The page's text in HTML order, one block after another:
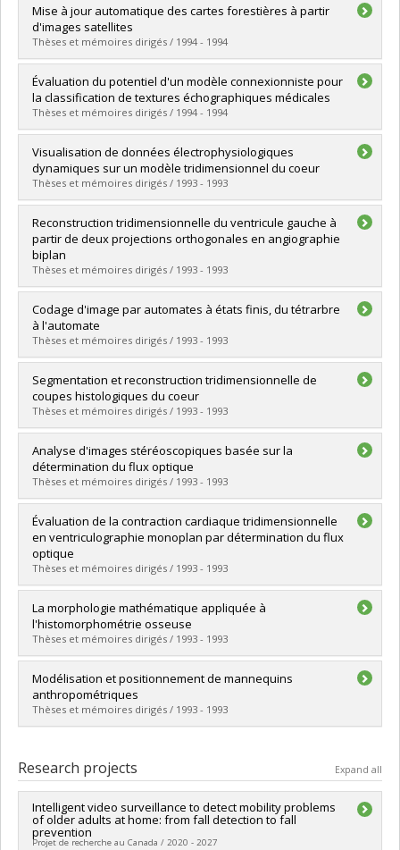
Graduate :Le Saux, Éric
Cycle :Master's
Grade :M. Sc.
Lien vers le document dans Papyrus
Mise à jour automatique des cartes forestières à partir
d'images satellites
Thèses et mémoires dirigés / 1994 - 1994
Graduate :Daloze, Patrick
Cycle :Master's
Grade :M. Sc.
Lien vers le document dans Papyrus
Évaluation du potentiel d'un modèle connexionniste pour
la classification de textures échographiques médicales
Thèses et mémoires dirigés / 1994 - 1994
Graduate :Gallant, Jean-François
Cycle :Master's
Grade :M. Sc.
Lien vers le document dans Papyrus
Visualisation de données électrophysiologiques
dynamiques sur un modèle tridimensionnel du coeur
Thèses et mémoires dirigés / 1993 - 1993
Graduate :Lavier, Sébastien
Cycle :Master's
Grade :
Lien vers le document dans Papyrus
Reconstruction tridimensionnelle du ventricule gauche à
partir de deux projections orthogonales en angiographie
biplan
Thèses et mémoires dirigés / 1993 - 1993
Graduate :Maurice, Alain
Cycle :Master's
Grade :M. Sc.
Lien vers le document dans Papyrus
Codage d'image par automates à états finis, du tétrarbre
à l'automate
Thèses et mémoires dirigés / 1993 - 1993
Graduate :Quenneville, Charles
Cycle :Master's
Grade :M. Sc.
Lien vers le document dans Papyrus
Segmentation et reconstruction tridimensionnelle de
coupes histologiques du coeur
Thèses et mémoires dirigés / 1993 - 1993
Graduate :Paquet, Éric
Cycle :Master's
Grade :M. Sc.
Lien vers le document dans Papyrus
Analyse d'images stéréoscopiques basée sur la
détermination du flux optique
Thèses et mémoires dirigés / 1993 - 1993
Graduate :Roy, Sébastien
Cycle :Master's
Grade :
Lien vers le document dans Papyrus
Évaluation de la contraction cardiaque tridimensionnelle
en ventriculographie monoplan par détermination du flux
optique
Thèses et mémoires dirigés / 1993 - 1993
Graduate :Sehboub, Zohra
Cycle :Master's
Grade :M. Sc.
Lien vers le document dans Papyrus
La morphologie mathématique appliquée à
l'histomorphométrie osseuse
Thèses et mémoires dirigés / 1993 - 1993
Graduate :Gagné, Pierre
Cycle :Master's
Grade :M. Sc.
Lien vers le document dans Papyrus
Modélisation et positionnement de mannequins
anthropométriques
Thèses et mémoires dirigés / 1993 - 1993
Cycle :Master's
Grade :M. Sc.
Lien vers le document dans Papyrus
Research projects Expand all
Intelligent video surveillance to detect mobility problems
of older adults at home: from fall detection to fall
prevention
Projet de recherche au Canada / 2020 - 2027